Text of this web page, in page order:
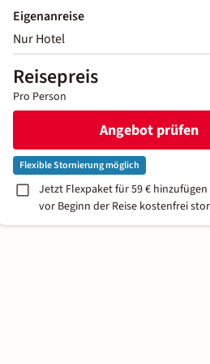
Eigenanreise
Nur Hotel
Reisepreis
Pro Person
Angebot prüfen
Flexible Stornierung möglich
Jetzt Flexpaket für 59 € hinzufügen
vor Beginn der Reise kostenfrei